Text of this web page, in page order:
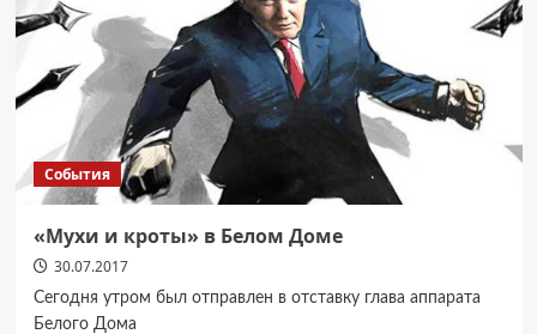
События
«Мухи и кроты» в Белом Доме
30.07.2017
Сегодня утром был отправлен в отставку глава аппарата
Белого Дома